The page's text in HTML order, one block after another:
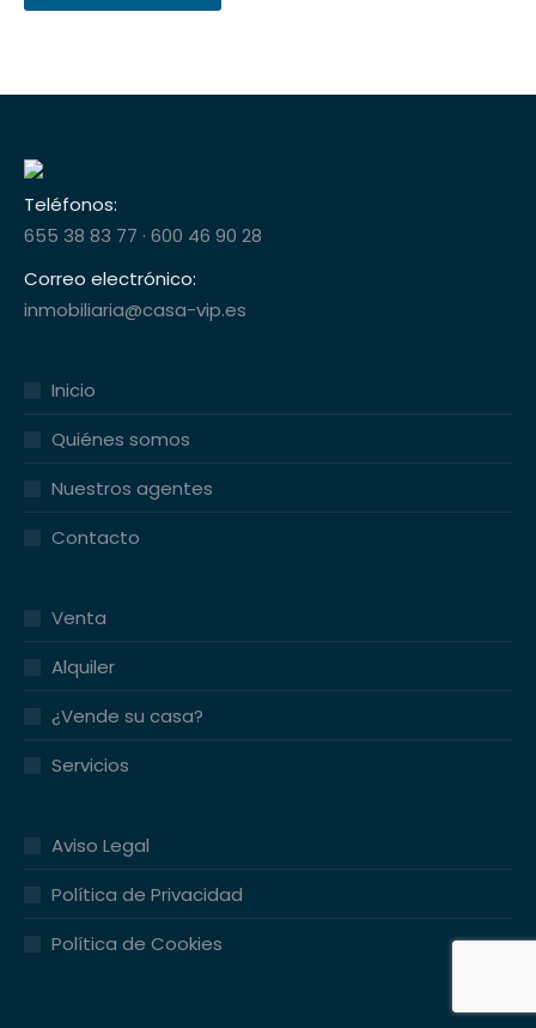
Teléfonos:
655 38 83 77 · 600 46 90 28
Correo electrónico:
inmobiliaria@casa-vip.es
Inicio
Quiénes somos
Nuestros agentes
Contacto
Venta
Alquiler
¿Vende su casa?
Servicios
Aviso Legal
Política de Privacidad
Política de Cookies